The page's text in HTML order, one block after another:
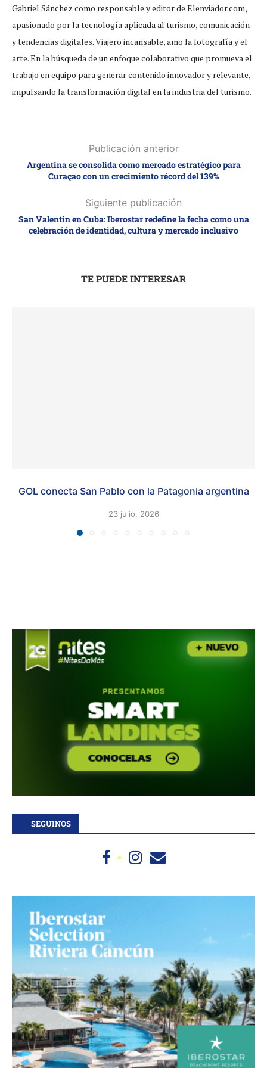
Gabriel Sánchez como responsable y editor de Elenviador.com,
apasionado por la tecnología aplicada al turismo, comunicación
y tendencias digitales. Viajero incansable, amo la fotografía y el
arte. En la búsqueda de un enfoque colaborativo que promueva el
trabajo en equipo para generar contenido innovador y relevante,
impulsando la transformación digital en la industria del turismo.
Publicación anterior
Argentina se consolida como mercado estratégico para
Curaçao con un crecimiento récord del 139%
Siguiente publicación
San Valentín en Cuba: Iberostar redefine la fecha como una
celebración de identidad, cultura y mercado inclusivo
TE PUEDE INTERESAR
GOL conecta San Pablo con la Patagonia argentina
23 julio, 2026
SEGUINOS